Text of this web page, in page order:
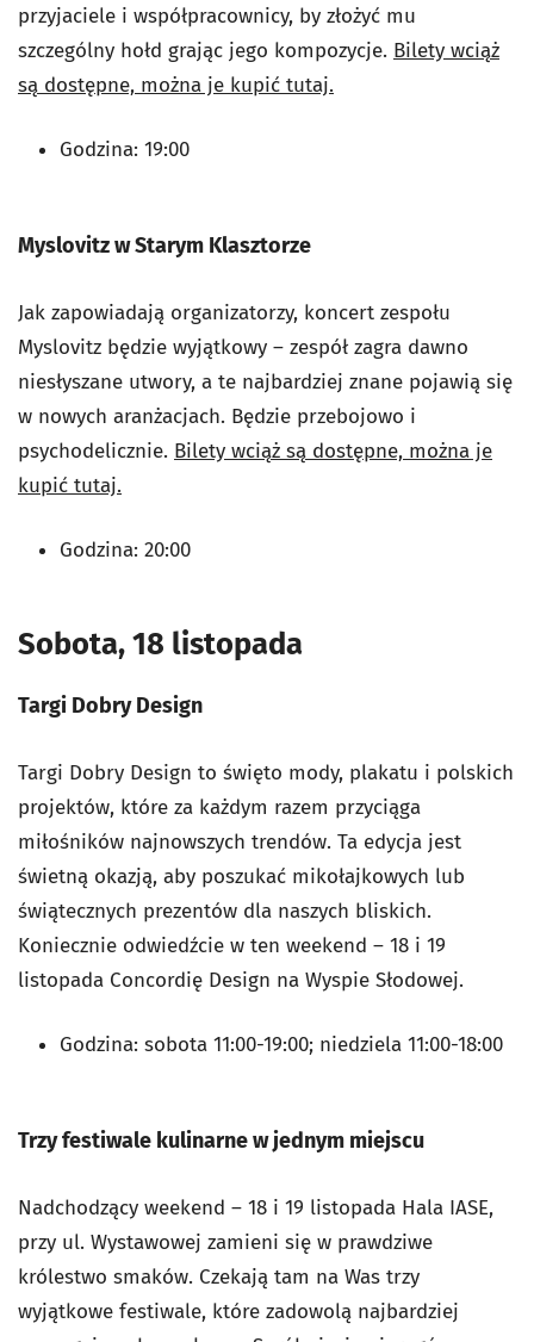
przyjaciele i współpracownicy, by złożyć mu
szczególny hołd grając jego kompozycje. Bilety wciąż
są dostępne, można je kupić tutaj.
Godzina: 19:00
Myslovitz w Starym Klasztorze
Jak zapowiadają organizatorzy, koncert zespołu
Myslovitz będzie wyjątkowy – zespół zagra dawno
niesłyszane utwory, a te najbardziej znane pojawią się
w nowych aranżacjach. Będzie przebojowo i
psychodelicznie. Bilety wciąż są dostępne, można je
kupić tutaj.
Godzina: 20:00
Sobota, 18 listopada
Targi Dobry Design
Targi Dobry Design to święto mody, plakatu i polskich
projektów, które za każdym razem przyciąga
miłośników najnowszych trendów. Ta edycja jest
świetną okazją, aby poszukać mikołajkowych lub
świątecznych prezentów dla naszych bliskich.
Koniecznie odwiedźcie w ten weekend – 18 i 19
listopada Concordię Design na Wyspie Słodowej.
Godzina: sobota 11:00-19:00; niedziela 11:00-18:00
Trzy festiwale kulinarne w jednym miejscu
Nadchodzący weekend – 18 i 19 listopada Hala IASE,
przy ul. Wystawowej zamieni się w prawdziwe
królestwo smaków. Czekają tam na Was trzy
wyjątkowe festiwale, które zadowolą najbardziej